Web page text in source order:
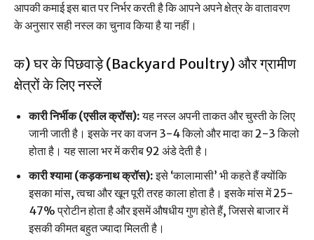
आपकी कमाई इस बात पर निर्भर करती है कि आपने अपने क्षेत्र के वातावरण
के अनुसार सही नस्ल का चुनाव किया है या नहीं।
क) घर के पिछवाड़े (Backyard Poultry) और ग्रामीण
क्षेत्रों के लिए नस्लें
कारी निर्भीक (एसील क्रॉस):यह नस्ल अपनी ताकत और चुस्ती के लिए
जानी जाती है। इसके नर का वजन 3-4 किलो और मादा का 2-3 किलो
होता है। यह साला भर में करीब 92 अंडे देती है।
कारी श्यामा (कड़कनाथ क्रॉस):इसे ‘कालामासी’ भी कहते हैं क्योंकि
इसका मांस, त्वचा और खून पूरी तरह काला होता है। इसके मांस में 25-
47% प्रोटीन होता है और इसमें औषधीय गुण होते हैं, जिससे बाजार में
इसकी कीमत बहुत ज्यादा मिलती है।